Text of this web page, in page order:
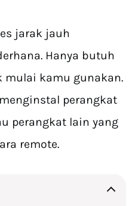
jarak jauh
Hanya butuh
mulai kamu gunakan.
perangkat
perangkat lain yang
remote.